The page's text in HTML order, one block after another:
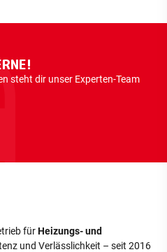
steht dir unser Experten-Team
fürHeizungs- und
und Verlässlichkeit – seit 2016